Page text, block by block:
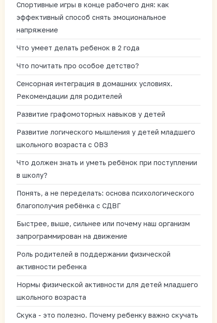
Спортивные игры в конце рабочего дня: как
эффективный способ снять эмоциональное
напряжение
Что умеет делать ребенок в 2 года
Что почитать про особое детство?
Сенсорная интеграция в домашних условиях.
Рекомендации для родителей
Развитие графомоторных навыков у детей
Развитие логического мышления у детей младшего
школьного возраста с ОВЗ
Что должен знать и уметь ребёнок при поступлении
в школу?
Понять, а не переделать: основа психологического
благополучия ребёнка с СДВГ
Быстрее, выше, сильнее или почему наш организм
запрограммирован на движение
Роль родителей в поддержании физической
активности ребенка
Нормы физической активности для детей младшего
школьного возраста
Скука - это полезно. Почему ребенку важно скучать